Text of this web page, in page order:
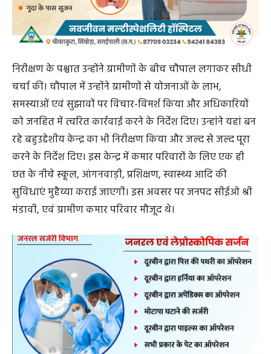
खल्लारी में उन्होंने आवास योजना एवं मनरेगा अंतर्गत संचालित
कार्यों का स्थल निरीक्षण किया। निरीक्षण के दौरान उन्होंने संबंधित
अधिकारियों को कार्यों की गुणवत्ता सुनिश्चित करने तथा समयसीमा
में पूर्ण करने के निर्देश दिए। श्री नंदनवार ने ग्रामों में राष्ट्रीय ग्रामीण
आजीविका मिशन के अंतर्गत कार्यरत स्व-सहायता समूहों से भी
चर्चा की और उनके आर्थिक सशक्तिकरण तथा आजीविका संवर्धन
की गतिविधियों की जानकारी ली। उन्होंने महिलाओं को बेहतर